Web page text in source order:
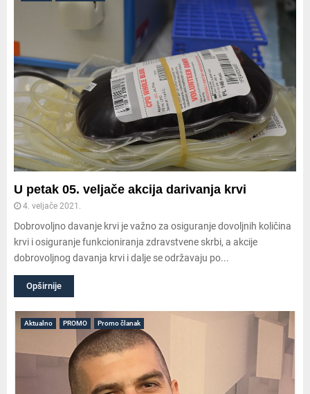
U petak 05. veljače akcija darivanja krvi
4. veljače 2021.
Dobrovoljno davanje krvi je važno za osiguranje dovoljnih količina
krvi i osiguranje funkcioniranja zdravstvene skrbi, a akcije
dobrovoljnog davanja krvi i dalje se održavaju po...
Opširnije
Aktualno PROMO Promo članak